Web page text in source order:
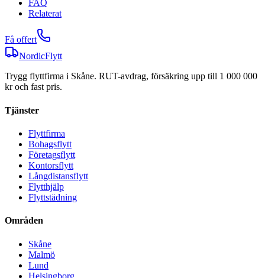
FAQ
Relaterat
Få offert
NordicFlytt
Trygg flyttfirma i Skåne. RUT-avdrag, försäkring upp till 1 000 000
kr och fast pris.
Tjänster
Flyttfirma
Bohagsflytt
Företagsflytt
Kontorsflytt
Långdistansflytt
Flytthjälp
Flyttstädning
Områden
Skåne
Malmö
Lund
Helsingborg